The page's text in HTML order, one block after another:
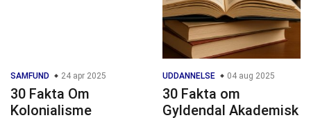
SAMFUND 24 apr 2025
30 Fakta Om
Kolonialisme
UDDANNELSE 04 aug 2025
30 Fakta om
Gyldendal Akademisk